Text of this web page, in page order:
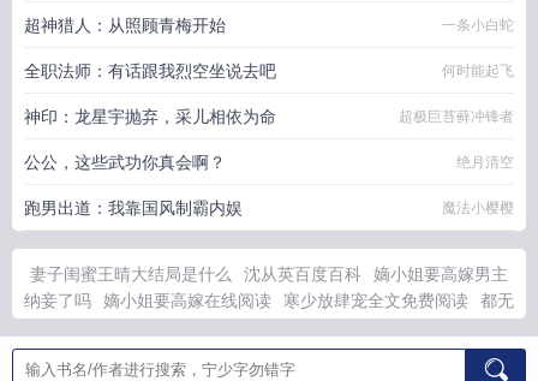
超神猎人：从照顾青梅开始 一条小白蛇
全职法师：有话跟我烈空坐说去吧 何时能起飞
神印：龙星宇抛弃，采儿相依为命 超极巨苔藓冲锋者
公公，这些武功你真会啊？ 绝月清空
跑男出道：我靠国风制霸内娱 魔法小樱樱
妻子闺蜜王晴大结局是什么 沈从英百度百科
嫡小姐要高嫁男主
纳妾了吗
嫡小姐要高嫁在线阅读 寒少放肆宠全文免费阅读
都无
马拉多纳官方身高数据
嫡小姐
嫡小姐变尼姑全文阅读最新章节